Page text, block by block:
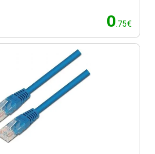
0.75€